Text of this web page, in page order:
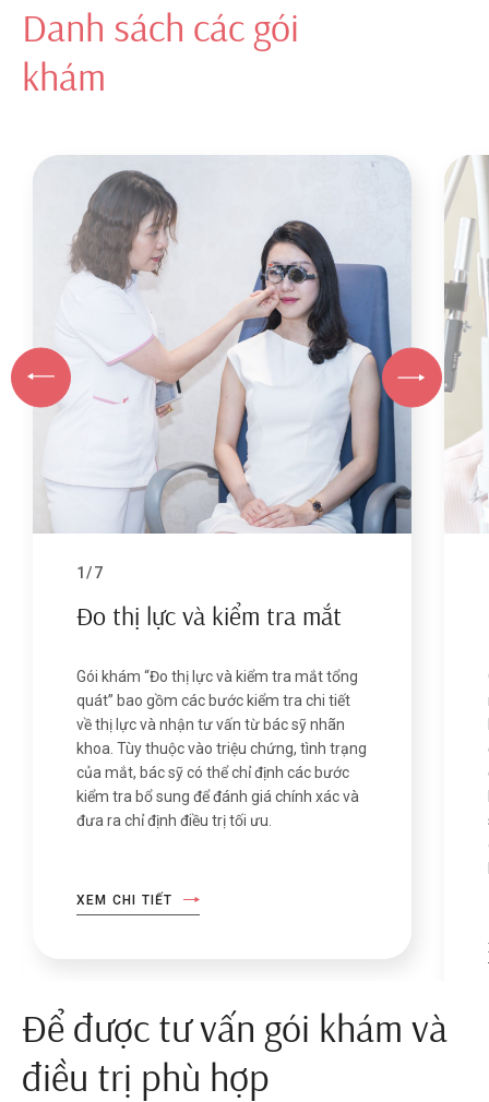
Danh sách các gói
khám
1/7
Đo thị lực và kiểm tra mắt
Gói khám “Đo thị lực và kiểm tra mắt tổng
quát” bao gồm các bước kiểm tra chi tiết
về thị lực và nhận tư vấn từ bác sỹ nhãn
khoa. Tùy thuộc vào triệu chứng, tình trạng
của mắt, bác sỹ có thể chỉ định các bước
kiểm tra bổ sung để đánh giá chính xác và
đưa ra chỉ định điều trị tối ưu.
XEM CHI TIẾT
Để được tư vấn gói khám và
điều trị phù hợp